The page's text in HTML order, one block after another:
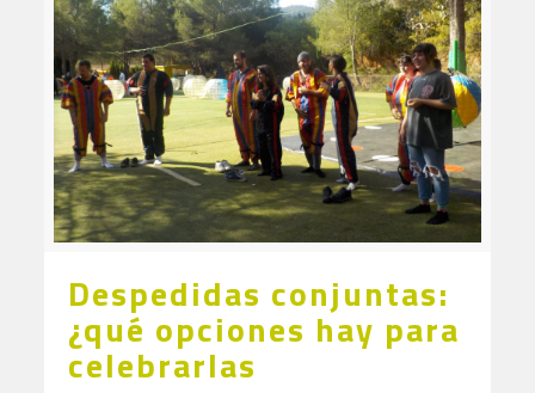
Despedidas conjuntas:
¿qué opciones hay para
celebrarlas